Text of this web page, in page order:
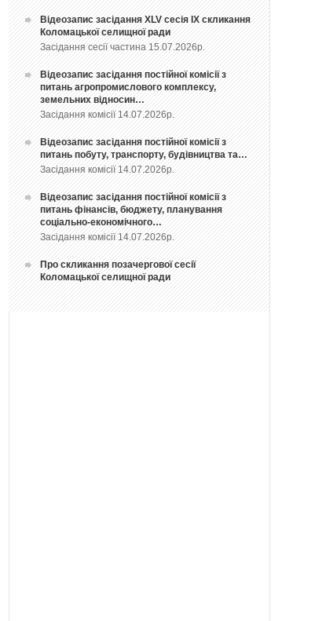
Відеозапис засідання ХLV сесія ІХ скликання
Коломацької селищної ради
Засідання сесії частина 15.07.2026р.
Відеозапис засідання постійної комісії з
питань агропромислового комплексу,
земельних відносин…
Засідання комісії 14.07.2026р.
Відеозапис засідання постійної комісії з
питань побуту, транспорту, будівництва та…
Засідання комісії 14.07.2026р.
Відеозапис засідання постійної комісії з
питань фінансів, бюджету, планування
соціально-економічного…
Засідання комісії 14.07.2026р.
Про скликання позачергової сесії
Коломацької селищної ради